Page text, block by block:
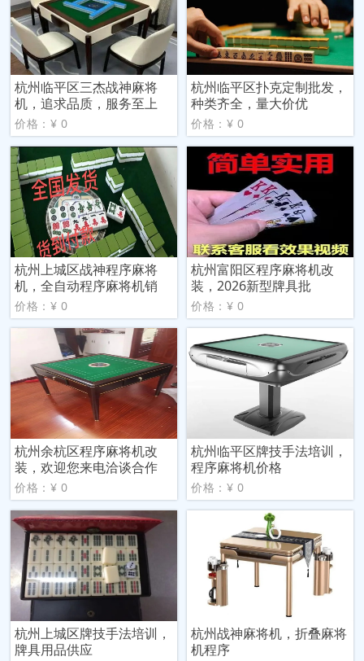
杭州临平区三杰战神麻将
机，追求品质，服务至上
价格：¥ 0
杭州临平区扑克定制批发，
种类齐全，量大价优
价格：¥ 0
杭州上城区战神程序麻将
机，全自动程序麻将机销
价格：¥ 0
杭州富阳区程序麻将机改
装，2026新型牌具批
价格：¥ 0
杭州余杭区程序麻将机改
装，欢迎您来电洽谈合作
价格：¥ 0
杭州临平区牌技手法培训，
程序麻将机价格
价格：¥ 0
杭州上城区牌技手法培训，
牌具用品供应
杭州战神麻将机，折叠麻将
机程序